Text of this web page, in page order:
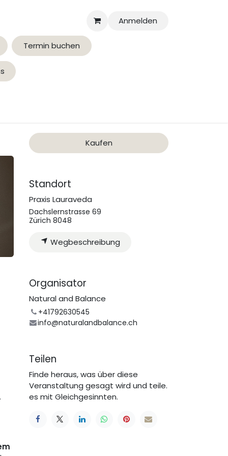
Anmelden
Termin buchen
.
Kaufen
Standort
Praxis Lauraveda
Dachslernstrasse 69
Zürich 8048
Wegbeschreibung
Organisator
Natural and Balance
+41792630545
info@naturalandbalance.ch
Teilen
Finde heraus, was über diese
Veranstaltung gesagt wird und teile.
es mit Gleichgesinnten.